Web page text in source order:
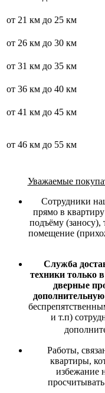
от 21 км до 25 км
от 26 км до 30 км
от 31 км до 35 км
от 36 км до 40 км
от 41 км до 45 км
от 46 км до 55 км
Уважаемые
Сотрудники
прямо в
подъёму (заносу),
помещение
Служба
техники только
дверные
и т.п)
Работы,
квартиры,
избежание